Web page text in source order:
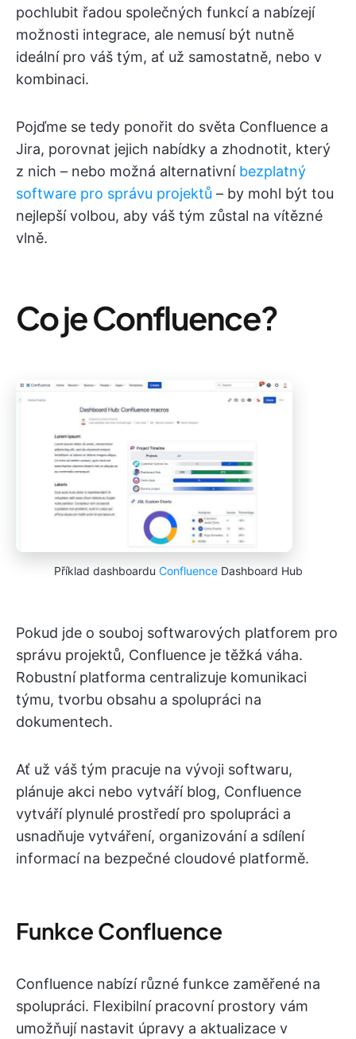
pochlubit řadou společných funkcí a nabízejí
možnosti integrace, ale nemusí být nutně
ideální pro váš tým, ať už samostatně, nebo v
kombinaci.
Pojďme se tedy ponořit do světa Confluence a
Jira, porovnat jejich nabídky a zhodnotit, který
z nich – nebo možná alternativní bezplatný
software pro správu projektů – by mohl být tou
nejlepší volbou, aby váš tým zůstal na vítězné
vlně.
Co je Confluence?
Příklad dashboardu ConfluenceDashboard Hub
Pokud jde o souboj softwarových platforem pro
správu projektů, Confluence je těžká váha.
Robustní platforma centralizuje komunikaci
týmu, tvorbu obsahu a spolupráci na
dokumentech.
Ať už váš tým pracuje na vývoji softwaru,
plánuje akci nebo vytváří blog, Confluence
vytváří plynulé prostředí pro spolupráci a
usnadňuje vytváření, organizování a sdílení
informací na bezpečné cloudové platformě.
Funkce Confluence
Confluence nabízí různé funkce zaměřené na
spolupráci. Flexibilní pracovní prostory vám
umožňují nastavit úpravy a aktualizace v